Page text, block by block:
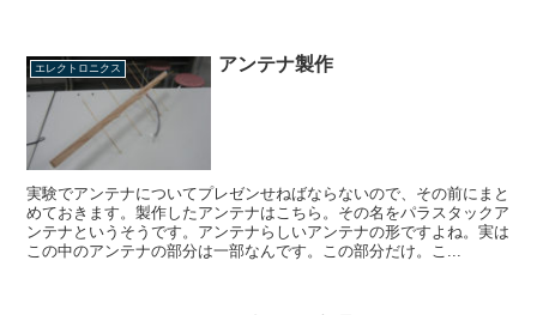
エレクトロニクス アンテナ製作
実験でアンテナについてプレゼンせねばならないので、その前にまと
めておきます。製作したアンテナはこちら。その名をパラスタックア
ンテナというそうです。アンテナらしいアンテナの形ですよね。実は
この中のアンテナの部分は一部なんです。この部分だけ。こ...